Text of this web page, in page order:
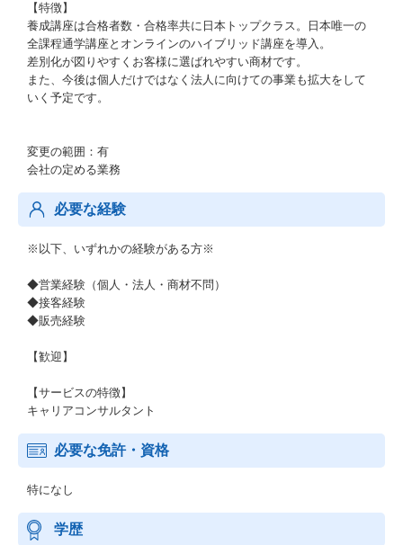
【特徴】
養成講座は合格者数・合格率共に日本トップクラス。日本唯一の
全課程通学講座とオンラインのハイブリッド講座を導入。
差別化が図りやすくお客様に選ばれやすい商材です。
また、今後は個人だけではなく法人に向けての事業も拡大をして
いく予定です。
変更の範囲：有
会社の定める業務
必要な経験
※以下、いずれかの経験がある方※
◆営業経験（個人・法人・商材不問）
◆接客経験
◆販売経験
【歓迎】
【サービスの特徴】
キャリアコンサルタント
必要な免許・資格
特になし
学歴